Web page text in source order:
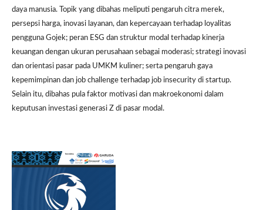
daya manusia. Topik yang dibahas meliputi pengaruh citra merek,
persepsi harga, inovasi layanan, dan kepercayaan terhadap loyalitas
pengguna Gojek; peran ESG dan struktur modal terhadap kinerja
keuangan dengan ukuran perusahaan sebagai moderasi; strategi inovasi
dan orientasi pasar pada UMKM kuliner; serta pengaruh gaya
kepemimpinan dan job challenge terhadap job insecurity di startup.
Selain itu, dibahas pula faktor motivasi dan makroekonomi dalam
keputusan investasi generasi Z di pasar modal.